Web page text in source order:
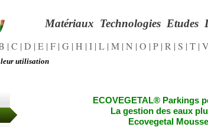
ECOVEGETAL® Parkings
La gestion des eaux
Ecovegetal
leur utilisation
| C | D | E | F | G | H | I | L | M | N | O | P | R | S | T | V
Matériaux Technologies Etudes